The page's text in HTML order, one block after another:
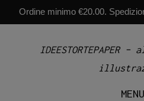
Ordine minimo €20.00.
MENU